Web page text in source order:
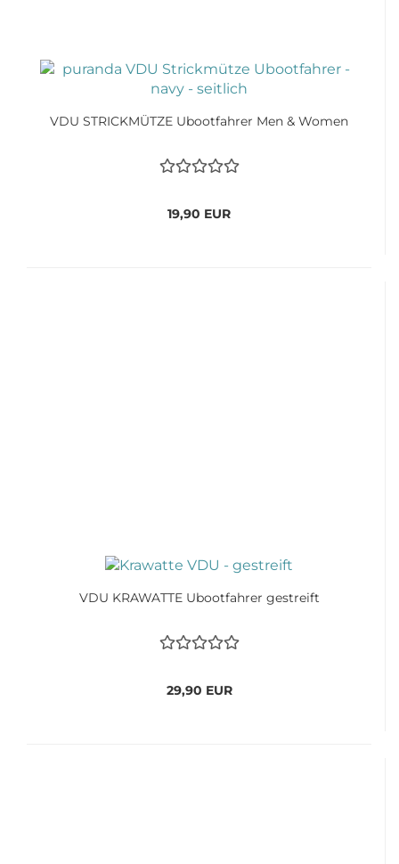
VDU STRICKMÜTZE Ubootfahrer Men & Women
19,90 EUR
VDU KRAWATTE Ubootfahrer gestreift
29,90 EUR